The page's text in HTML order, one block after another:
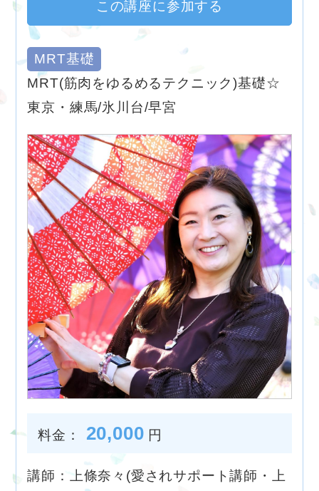
この講座に参加する
MRT基礎
MRT(筋肉をゆるめるテクニック)基礎☆
東京・練馬/氷川台/早宮
料金： 20,000 円
講師：上條奈々(愛されサポート講師・上